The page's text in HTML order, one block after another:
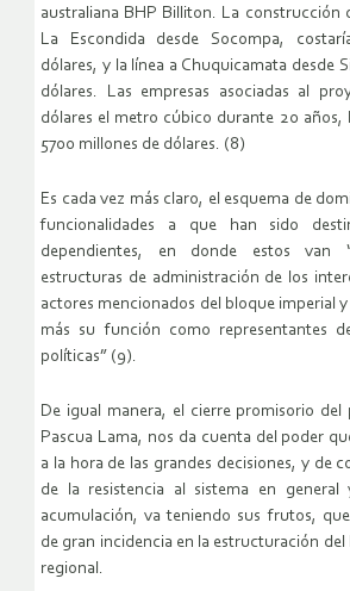
australiana BHP Billiton. La construcción
La Escondida desde Socompa,
dólares, y la línea a Chuquicamata desde
dólares. Las empresas asociadas al
dólares el metro cúbico durante 20 años,
5700 millones de dólares. (8)
Es cada vez más claro, el esquema de
funcionalidades a que han sido
dependientes, en donde estos van
estructuras de administración de los
actores mencionados del bloque imperial
más su función como representantes
políticas” (9).
De igual manera, el cierre promisorio del
Pascua Lama, nos da cuenta del poder
a la hora de las grandes decisiones, y de
de la resistencia al sistema en general
acumulación, va teniendo sus frutos,
de gran incidencia en la estructuración
regional.